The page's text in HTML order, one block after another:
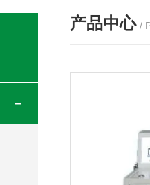
产品中心 /